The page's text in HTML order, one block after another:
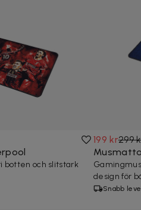
botten och slitstark
199 kr299
design för
Snabb